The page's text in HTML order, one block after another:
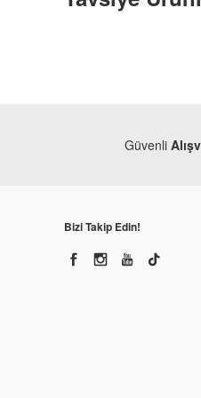
Güvenli
Bizi Takip Edin!